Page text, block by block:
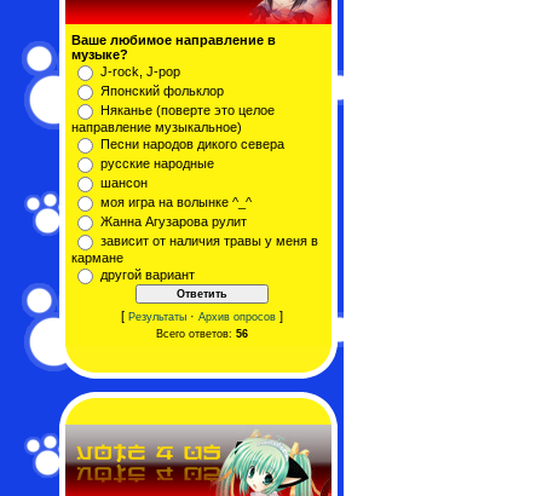
Ваше любимое направление в
музыке?
J-rock, J-pop
Японский фольклор
Няканье (поверте это целое
направление музыкальное)
Песни народов дикого севера
русские народные
шансон
моя игра на волынке ^_^
Жанна Агузарова рулит
зависит от наличия травы у меня в
кармане
другой вариант
[ Результаты· Архив опросов]
Всего ответов: 56